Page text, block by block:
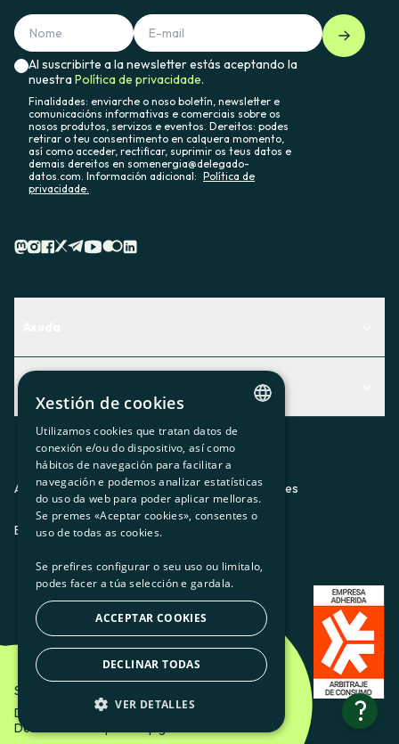
Al suscribirte a la newsletter estás aceptando la
nuestraPolítica de privacidade.
Finalidades: enviarche o noso boletín, newsletter e
comunicacións informativas e comerciais sobre os
nosos produtos, servizos e eventos. Dereitos: podes
retirar o teu consentimento en calquera momento,
así como acceder, rectificar, suprimir os teus datos e
demais dereitos en somenergia@delegado-
datos.com. Información adicional: Política de
privacidade.
Descubre qué servicio te encaja mejor
Contacto
Actualidad
O recuncho da socia
Prensa
Trabaja con nosotros
Aviso legalPolítica de privacidadPolítica de cookies
ES CAGLEU
Som Energia SCCL - 2026
Diseño creativo de Etéreo Design.
Desarrollo web por Utopig Studio
?
CATALAN
SPANISH
GL
Xestión de cookies
Utilizamos cookies que tratan datos de
conexión e/ou do dispositivo, así como
hábitos de navegación para facilitar a
navegación e podemos analizar estatísticas
do uso da web para poder aplicar melloras.
Se premes «Aceptar cookies», consentes o
uso de todas as cookies.
Se prefires configurar o seu uso ou limitalo,
podes facer a túa selección e gardala.
ACCEPTAR COOKIES
DECLINAR TODAS
VER DETALLES
BÁSICAS